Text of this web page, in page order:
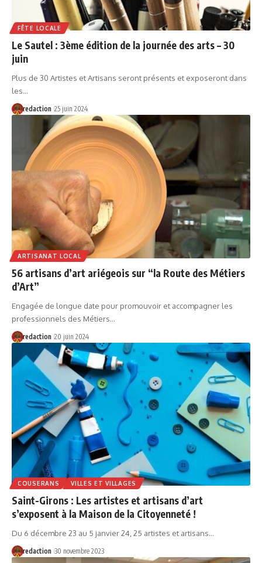
FÊTE LOCALE
Le Sautel : 3ème édition de la journée des arts – 30
juin
Plus de 30 Artistes et Artisans seront présents et exposeront dans
les…
redaction 25 juin 2024
ARTISANAT LOCAL
56 artisans d’art ariégeois sur “la Route des Métiers
d’Art”
Engagée de longue date pour promouvoir et accompagner les
professionnels des Métiers…
redaction 20 juin 2024
COUSERANS VILLES ET VILLAGES
Saint-Girons : Les artistes et artisans d’art
s’exposent à la Maison de la Citoyenneté !
Du 6 décembre 23 au 5 janvier 24, 25 artistes et artisans…
redaction 30 novembre 2023